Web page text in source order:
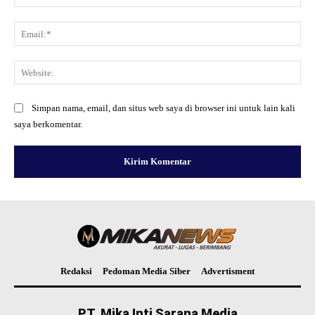
Simpan nama, email, dan situs web saya di browser ini untuk lain kali
saya berkomentar.
Redaksi Pedoman Media Siber Advertisment